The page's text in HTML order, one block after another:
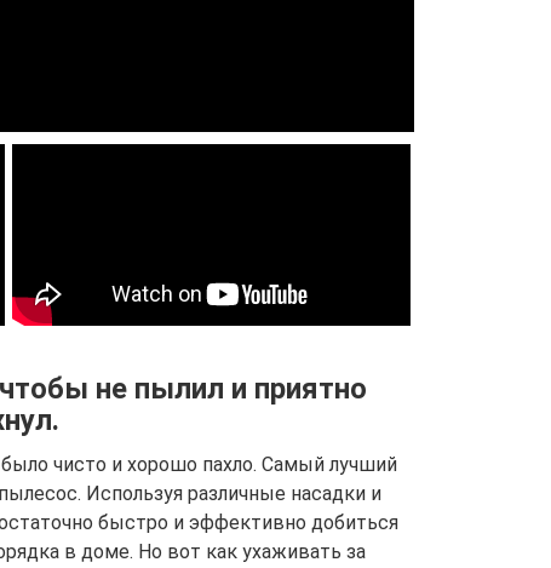
не пылил и приятно
чисто и хорошо пахло. Самый лучший
Используя различные насадки и
быстро и эффективно добиться
в доме. Но вот как ухаживать за